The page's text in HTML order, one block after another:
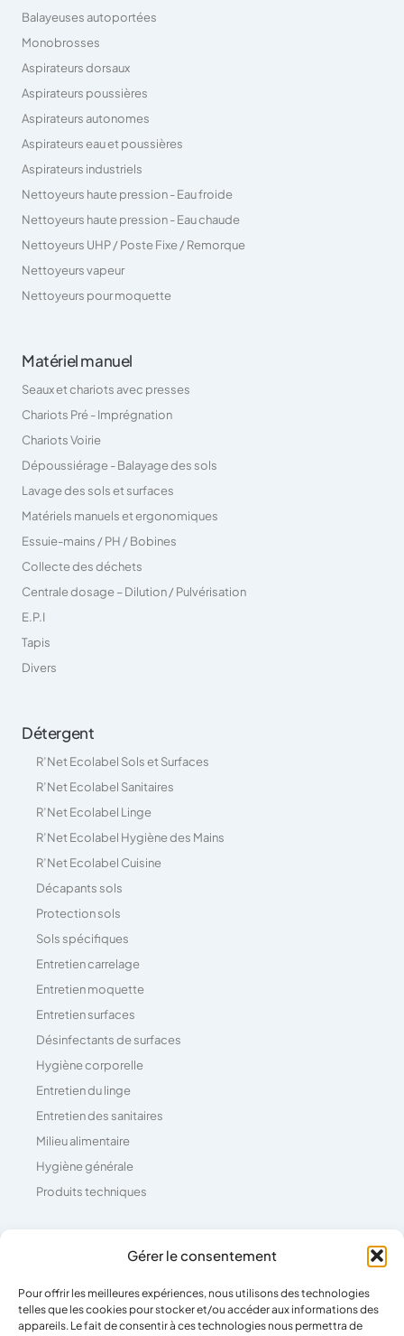
Gérer le consentement
Pour offrir les meilleures expériences, nous utilisons des technologies
telles que les cookies pour stocker et/ou accéder aux informations des
appareils. Le fait de consentir à ces technologies nous permettra de
04 73 26 81 71
39 Rue Pierre Boulanger,
Balayeuses autoportées
Monobrosses
Aspirateurs dorsaux
Aspirateurs poussières
Aspirateurs autonomes
Aspirateurs eau et poussières
Aspirateurs industriels
Nettoyeurs haute pression - Eau froide
Nettoyeurs haute pression - Eau chaude
Nettoyeurs UHP / Poste Fixe / Remorque
Nettoyeurs vapeur
Nettoyeurs pour moquette
Matériel manuel
Seaux et chariots avec presses
Chariots Pré - Imprégnation
Chariots Voirie
Dépoussiérage - Balayage des sols
Lavage des sols et surfaces
Matériels manuels et ergonomiques
Essuie-mains / PH / Bobines
Collecte des déchets
Centrale dosage – Dilution / Pulvérisation
E.P.I
Tapis
Divers
Détergent
R’Net Ecolabel Sols et Surfaces
R’Net Ecolabel Sanitaires
R’Net Ecolabel Linge
R’Net Ecolabel Hygiène des Mains
R’Net Ecolabel Cuisine
Décapants sols
Protection sols
Sols spécifiques
Entretien carrelage
Entretien moquette
Entretien surfaces
Désinfectants de surfaces
Hygiène corporelle
Entretien du linge
Entretien des sanitaires
Milieu alimentaire
Hygiène générale
Produits techniques